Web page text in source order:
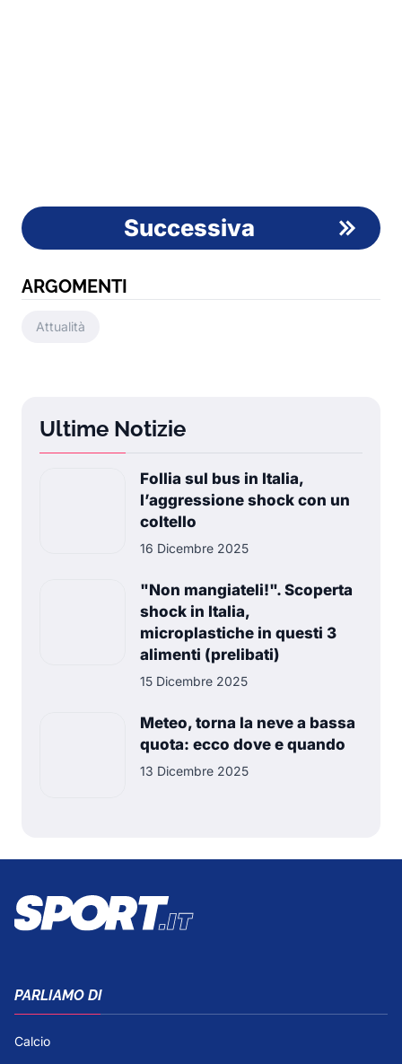
Successiva
ARGOMENTI
Attualità
Ultime Notizie
Follia sul bus in Italia,
l’aggressione shock con un
coltello
16 Dicembre 2025
"Non mangiateli!". Scoperta
shock in Italia,
microplastiche in questi 3
alimenti (prelibati)
15 Dicembre 2025
Meteo, torna la neve a bassa
quota: ecco dove e quando
13 Dicembre 2025
PARLIAMO DI
Calcio